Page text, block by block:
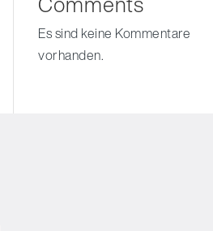
Es sind keine Kommentare
vorhanden.